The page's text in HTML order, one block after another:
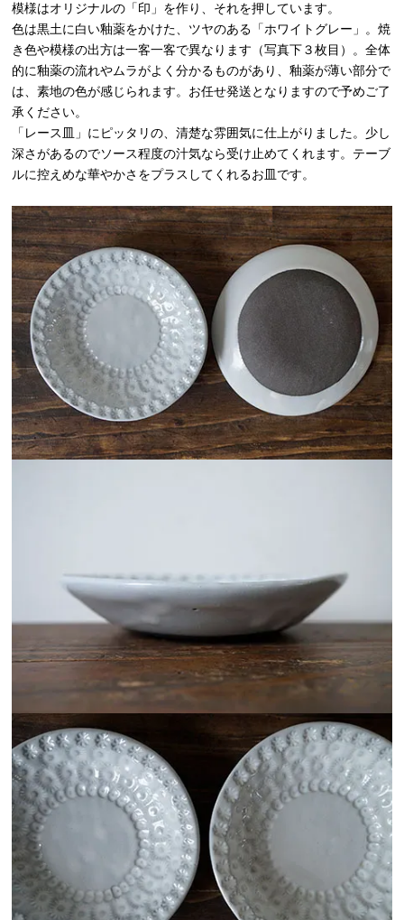
模様はオリジナルの「印」を作り、それを押しています。
色は黒土に白い釉薬をかけた、ツヤのある「ホワイトグレー」。焼
き色や模様の出方は一客一客で異なります（写真下３枚目）。全体
的に釉薬の流れやムラがよく分かるものがあり、釉薬が薄い部分で
は、素地の色が感じられます。お任せ発送となりますので予めご了
承ください。
「レース皿」にピッタリの、清楚な雰囲気に仕上がりました。少し
深さがあるのでソース程度の汁気なら受け止めてくれます。テーブ
ルに控えめな華やかさをプラスしてくれるお皿です。